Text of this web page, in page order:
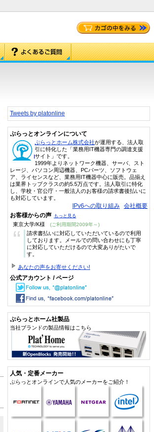
Tweets by platonline
ぷらっとオンラインについて
ぷらっとホーム株式会社が運用する、法人取
引に特化した「業務用IT機器専門の調達支援
サイト」です。
1999年よりネットワーク機器、サーバ、スト
レージ、パソコン周辺機器、PCパーツ、ソフトウェ
ア、ライセンスなど、業務用IT機器中心に販売。品揃え
は業界トップクラスの約5.5万点です。法人取引に特化
し、学校・官公庁・一般法人のお客様の請求書後払いに
も対応しています。
IPv6への取り組み 会社概要
お客様からの声 もっと見る
東京大学/K様 (ご利用期間2009年～)
“
請求書払いに対応していただいているので利用
しております。メールでの問い合わせにも丁寧
に対応していただけるので大変ありがたいで
す。
あなたの声をお寄せください!
公式アカウント / ページ
ぷらっとホーム社製品
当社ブランドの製品情報はこちら
人気・定番メーカー
ぷらっとオンラインで人気のメーカーをご紹介！